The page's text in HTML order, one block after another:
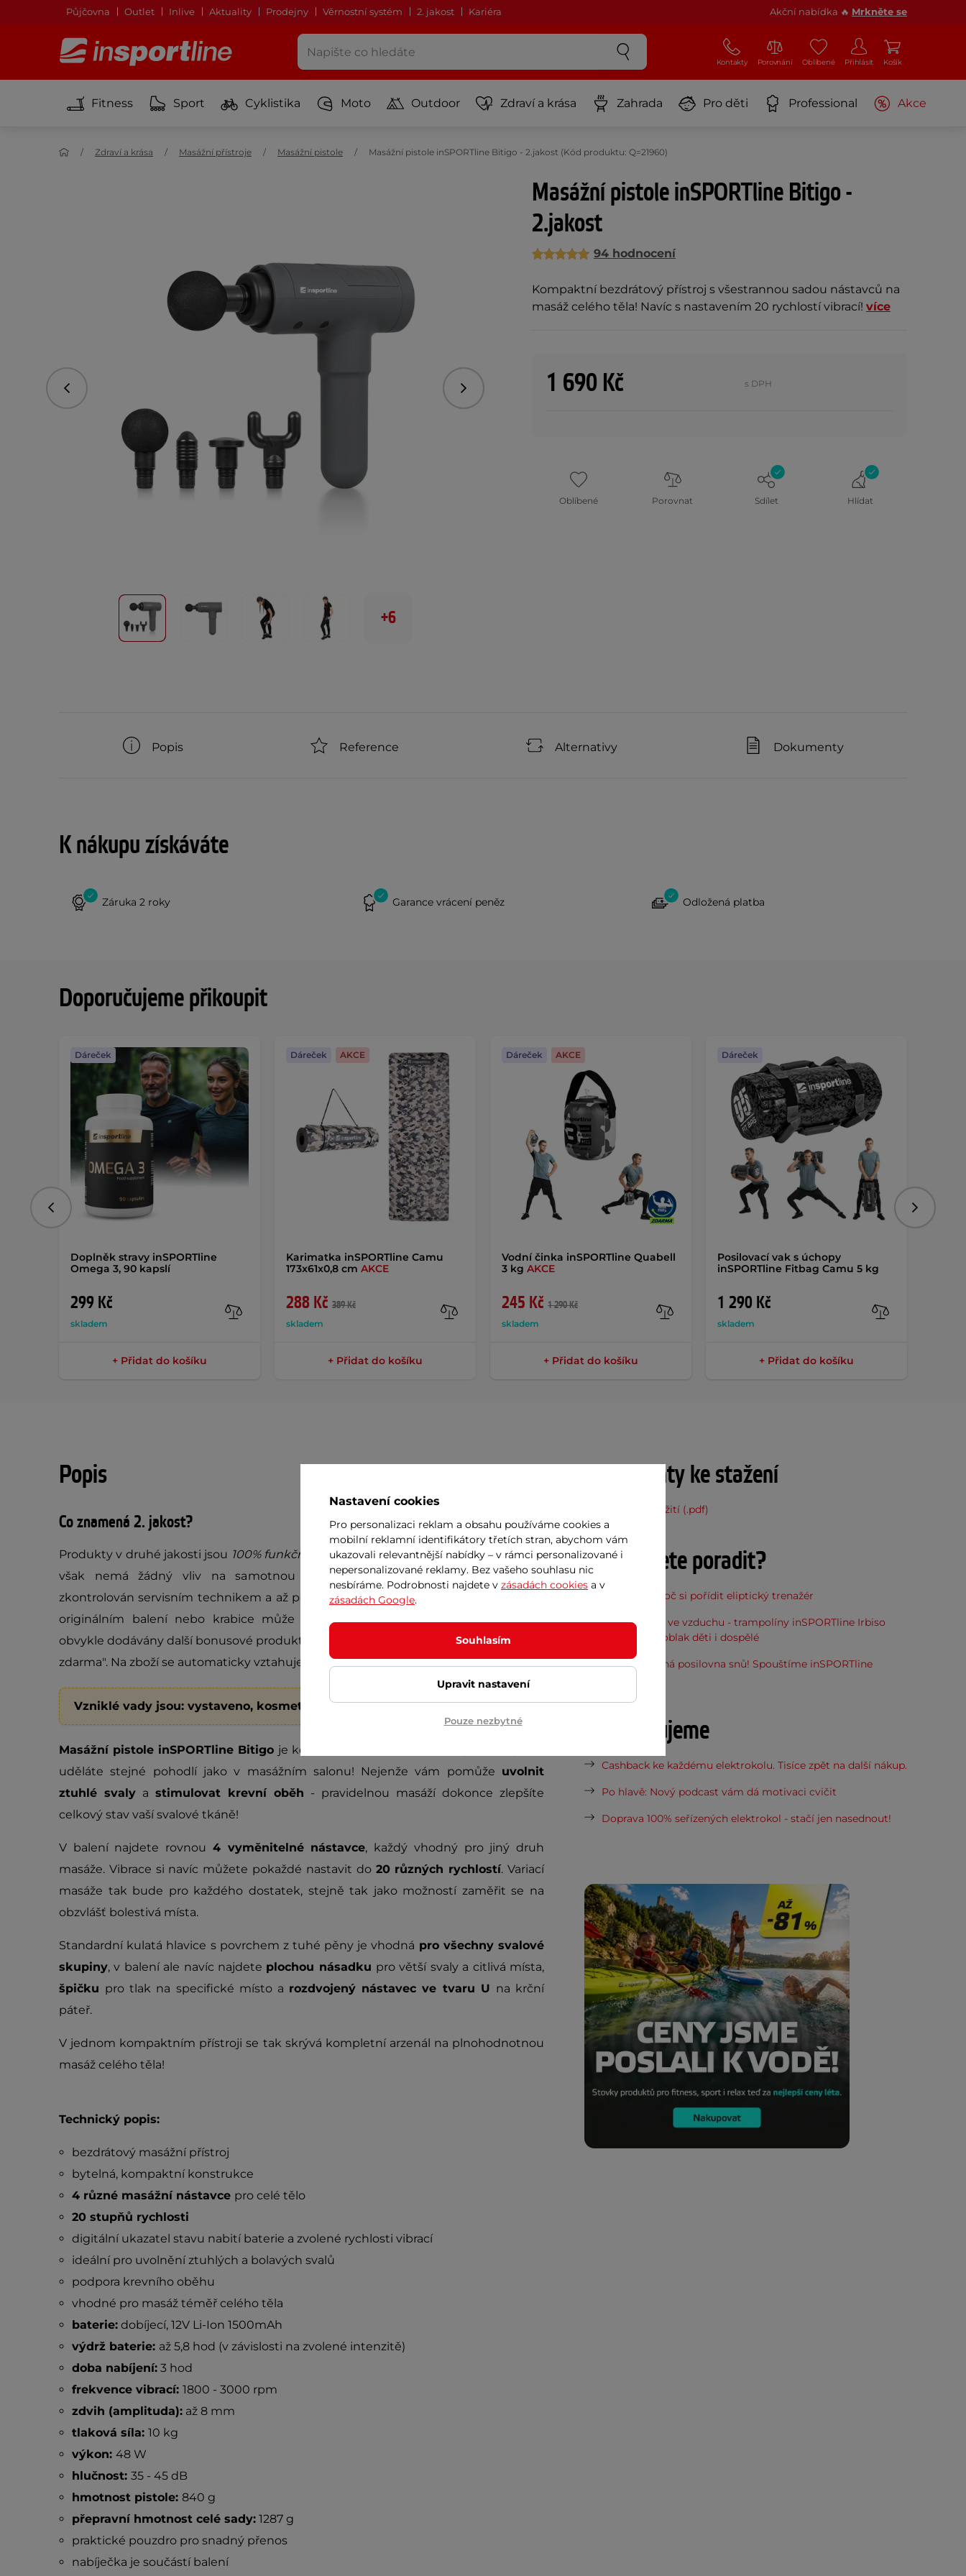
Půjčovna Outlet Inlive Aktuality Prodejny Věrnostní systém 2. jakost Kariéra Akční nabídka 🔥 Mrkněte se
Kontakty Porovnání Oblíbené Přihlásit Košík
Fitness Sport Cyklistika Moto Outdoor Zdraví a krása Zahrada Pro děti Professional Akce
Zdraví a krása Masážní přístroje Masážní pistole Masážní pistole inSPORTline Bitigo - 2.jakost (Kód produktu: Q=21960)
Masážní pistole inSPORTline Bitigo -
2.jakost
94 hodnocení
Kompaktní bezdrátový přístroj s všestrannou sadou nástavců na
masáž celého těla! Navíc s nastavením 20 rychlostí vibrací! více
Předchozí Následující
+6
1 690 Kč s DPH
Oblíbené Porovnat Sdílet Hlídat
Popis Reference Alternativy Dokumenty
K nákupu získáváte
Záruka 2 roky Garance vrácení peněz Odložená platba
Doporučujeme přikoupit
Doplněk stravy inSPORTline
Omega 3, 90 kapslí
299 Kč
skladem
Dáreček
+ Přidat do košíku
Karimatka inSPORTline Camu
173x61x0,8 cm AKCE
288 Kč 389 Kč
skladem
Dáreček AKCE
+ Přidat do košíku
Vodní činka inSPORTline Quabell
3 kg AKCE
245 Kč 1 290 Kč
skladem
Dáreček AKCE
+ Přidat do košíku
Posilovací vak s úchopy
inSPORTline Fitbag Camu 5 kg
1 290 Kč
skladem
Dáreček
+ Přidat do košíku
Předchozí
Popis
Co znamená 2. jakost?
Produkty v druhé jakosti jsou 100% funkční
, ovšem mají určitou drobnou vadu, která
však nemá žádný vliv na samotnou funkčnost výrobku. Každý výrobek je
zkontrolován servisním technikem a až poté uvolněn k prodeji. Zboží
originálním balení nebo krabice může jevit známky otevření. Ke zboží
obvykle dodávány další bonusové produkty označené v popisu například jako "dárek
zdarma". Na zboží se automaticky vztahuje
dvouletá záruka.
Vzniklé vady jsou: vystaveno, kosmetické vady
Masážní pistole inSPORTline Bitigo je kompaktní bezdrátový přístroj, se kterým si
uděláte stejné pohodlí jako v masážním salonu! Nejenže vám pomůže uvolnit
ztuhlé svaly a stimulovat krevní oběh - pravidelnou masáží dokonce zlepšíte
celkový stav vaší svalové tkáně!
V balení najdete rovnou 4 vyměnitelné nástavce, každý vhodný pro jiný druh
masáže. Vibrace si navíc můžete pokaždé nastavit do 20 různých rychlostí. Variací
masáže tak bude pro každého dostatek, stejně tak jako možností zaměřit se na
obzvlášť bolestivá místa.
Standardní kulatá hlavice s povrchem z tuhé pěny je vhodná pro všechny svalové
skupiny, v balení ale navíc najdete plochou násadku pro větší svaly a citlivá místa,
špičku pro tlak na specifické místo a rozdvojený nástavec ve tvaru U na krční
páteř.
V jednom kompaktním přístroji se tak skrývá kompletní arzenál na plnohodnotnou
masáž celého těla!
Technický popis:
bezdrátový masážní přístroj
bytelná, kompaktní konstrukce
4 různé masážní nástavce pro celé tělo
20 stupňů rychlosti
digitální ukazatel stavu nabití baterie a zvolené rychlosti vibrací
ideální pro uvolnění ztuhlých a bolavých svalů
podpora krevního oběhu
vhodné pro masáž téměř celého těla
baterie:dobíjecí, 12V Li-Ion 1500mAh
výdrž baterie: až 5,8 hod (v závislosti na zvolené intenzitě)
doba nabíjení:3 hod
frekvence vibrací: 1800 - 3000 rpm
zdvih (amplituda):až 8 mm
tlaková síla: 10 kg
výkon: 48 W
hlučnost: 35 - 45 dB
hmotnost pistole: 840 g
přepravní hmotnost celé sady:1287 g
praktické pouzdro pro snadný přenos
nabíječka je součástí balení
Dokumenty ke stažení
Návod k použití (.pdf)
Potřebujete poradit?
7 důvodů, proč si pořídit eliptický trenažér
Nová sezóna ve vzduchu - trampolíny inSPORTline Irbiso
vynesou do oblak děti i dospělé
Vaše dostupná posilovna snů! Spouštíme inSPORTline
Doporučujeme
Cashback ke každému elektrokolu. Tisíce zpět na další nákup.
Po hlavě: Nový podcast vám dá motivaci cvičit
Doprava 100% seřízených elektrokol - stačí jen nasednout!
Nastavení cookies
Pro personalizaci reklam a obsahu používáme cookies a
mobilní reklamní identifikátory třetích stran, abychom vám
ukazovali relevantnější nabídky – v rámci personalizované i
nepersonalizované reklamy. Bez vašeho souhlasu nic
nesbíráme. Podrobnosti najdete v zásadách cookies a v
zásadách Google.
Souhlasím
Upravit nastavení
Pouze nezbytné